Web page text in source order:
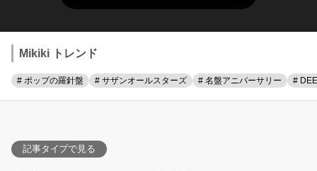
Mikiki トレンド
# ポップの羅針盤 # サザンオールスターズ # 名盤アニバーサリー #
記事タイプで見る